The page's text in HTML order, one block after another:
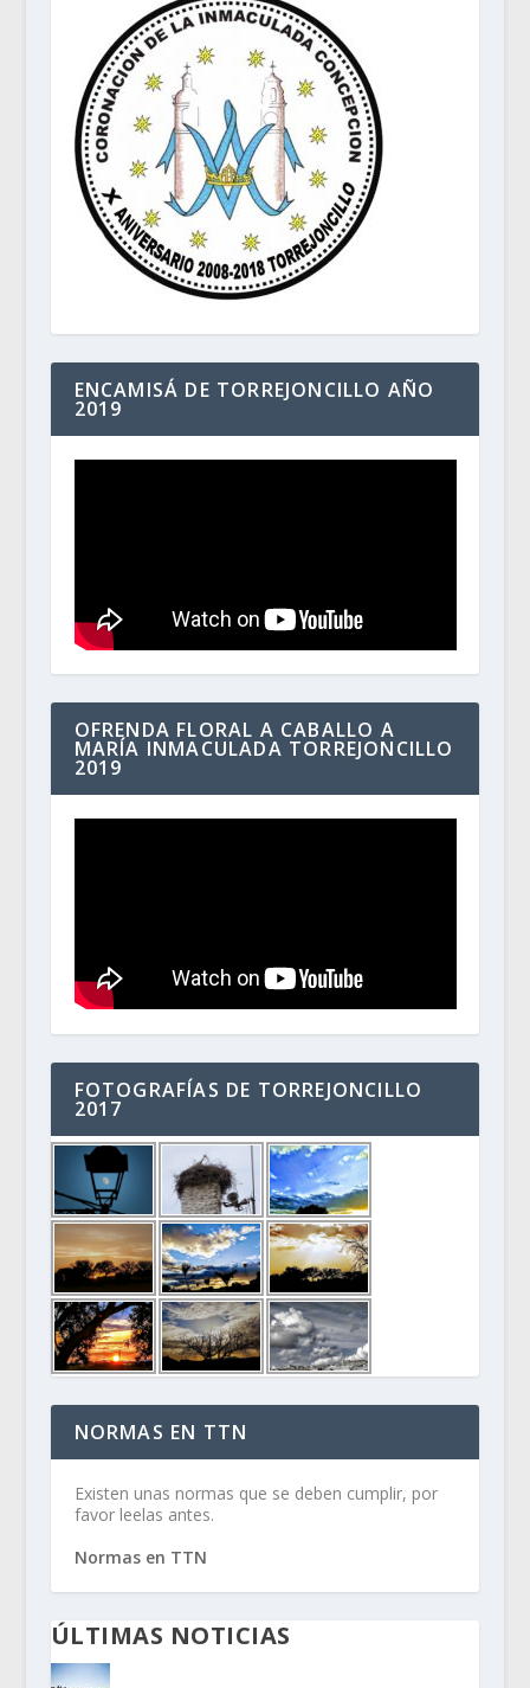
ENCAMISÁ DE TORREJONCILLO AÑO
2019
OFRENDA FLORAL A CABALLO A
MARÍA INMACULADA TORREJONCILLO
2019
FOTOGRAFÍAS DE TORREJONCILLO
2017
NORMAS EN TTN
Existen unas normas que se deben cumplir, por
favor leelas antes.
Normas en TTN
ÚLTIMAS NOTICIAS